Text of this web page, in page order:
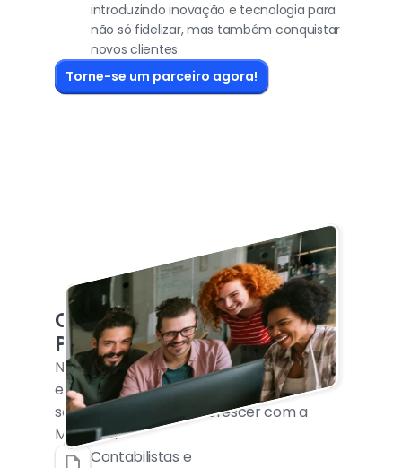
introduzindo inovação e tecnologia para
não só fidelizar, mas também conquistar
novos clientes.
Torne-se um parceiro agora!
Quem pode fazer parte do
Programa de Parcerias?
Nosso programa é ideal para profissionais
e empresas que querem oferecer
soluções inovadoras e crescer com a
MarQ HR.
Contabilistas e